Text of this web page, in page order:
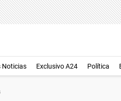
Noticias Exclusivo A24 Política